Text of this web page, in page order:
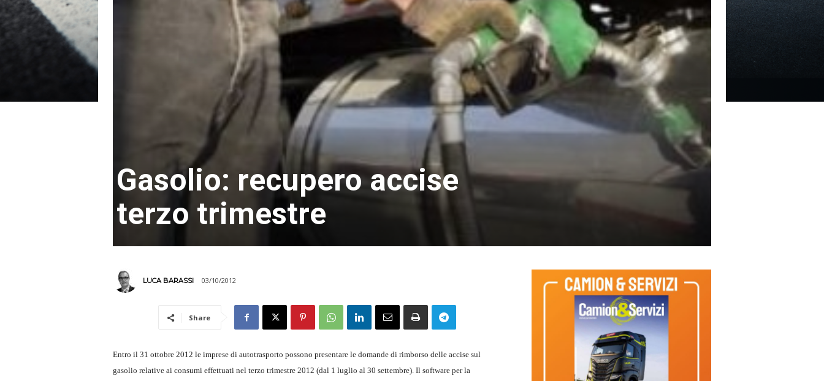
Gasolio: recupero accise
terzo trimestre
LUCA BARASSI 03/10/2012
Share
Entro il 31 ottobre 2012 le imprese di autotrasporto possono presentare le domande di rimborso delle accise sul
gasolio relative ai consumi effettuati nel terzo trimestre 2012 (dal 1 luglio al 30 settembre). Il software per la